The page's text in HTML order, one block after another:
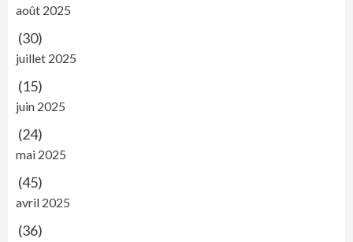
août 2025
(30)
juillet 2025
(15)
juin 2025
(24)
mai 2025
(45)
avril 2025
(36)